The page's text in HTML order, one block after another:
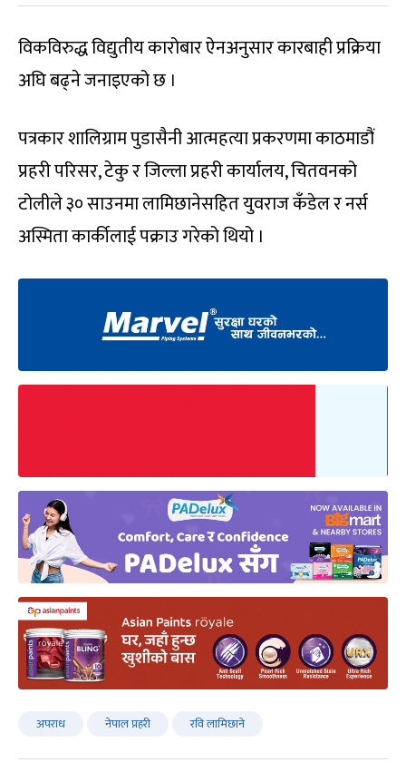
विकविरुद्ध विद्युतीय कारोबार ऐनअनुसार कारबाही प्रक्रिया
अघि बढ्ने जनाइएको छ ।
पत्रकार शालिग्राम पुडासैनी आत्महत्या प्रकरणमा काठमाडौं
प्रहरी परिसर, टेकु र जिल्ला प्रहरी कार्यालय, चितवनको
टोलीले ३० साउनमा लामिछानेसहित युवराज कँडेल र नर्स
अस्मिता कार्कीलाई पक्राउ गरेको थियो ।
अपराध नेपाल प्रहरी रवि लामिछाने